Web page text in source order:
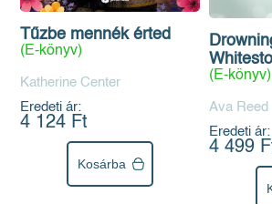
Tűzbe mennék érted
(E-könyv)
Katherine Center
Eredeti ár:
4 124 Ft
Kosárba
(E-könyv)
Ava Reed
Eredeti ár:
4 499